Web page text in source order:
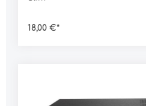
18,00 €*